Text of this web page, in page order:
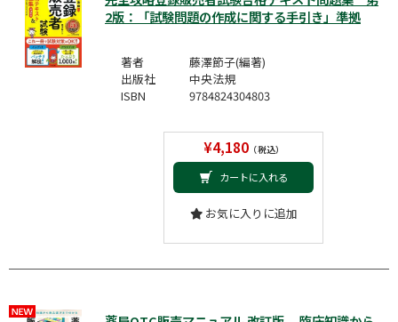
2版：「試験問題の作成に関する手引き」準拠
著者
藤澤節子(編著)
出版社
中央法規
ISBN
9784824304803
¥4,180（税込）
カートに入れる
お気に入りに追加